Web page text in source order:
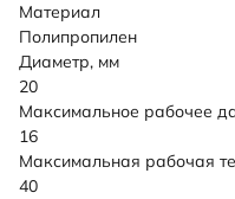
Материал
Полипропилен
Диаметр, мм
20
Максимальное рабочее
16
Максимальная рабочая
40